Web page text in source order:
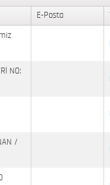
E-Posta
NO:
/